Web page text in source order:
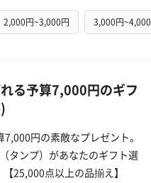
2,000円~3,000円 3,000円
る予算7,000円のギフ
円の素敵なプレゼント。
タンプ）があなたのギフト選
25,000点以上の品揃え】